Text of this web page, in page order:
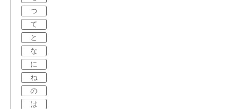
つ
て
と
な
に
ね
の
は